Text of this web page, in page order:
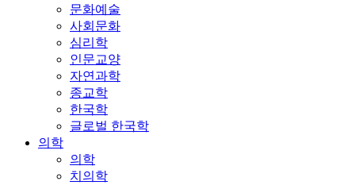
문화예술
사회문화
심리학
인문교양
자연과학
종교학
한국학
글로벌 한국학
의학
의학
치의학